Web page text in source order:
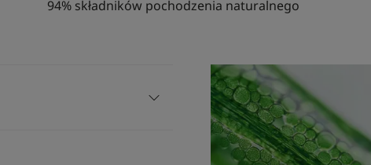
94% składników pochodzenia naturalnego